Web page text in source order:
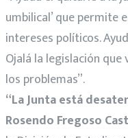
umbilical’ que permite
intereses políticos.
Ojalá la legislación
los problemas”.
“La Junta está
Rosendo Fregoso